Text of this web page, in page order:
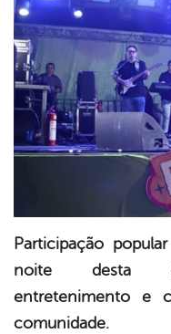
Participação
noite desta
entretenimento e
comunidade.